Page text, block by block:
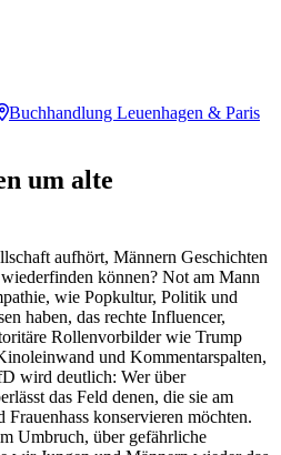
Buchhandlung Leuenhagen & Paris
um alte
aufhört, Männern Geschichten
können? Not am Mann
wie Popkultur, Politik und
haben, das rechte Influencer,
Rollenvorbilder wie Trump
und Kommentarspalten,
wird deutlich: Wer über
das Feld denen, die sie am
konservieren möchten.
Umbruch, über gefährliche